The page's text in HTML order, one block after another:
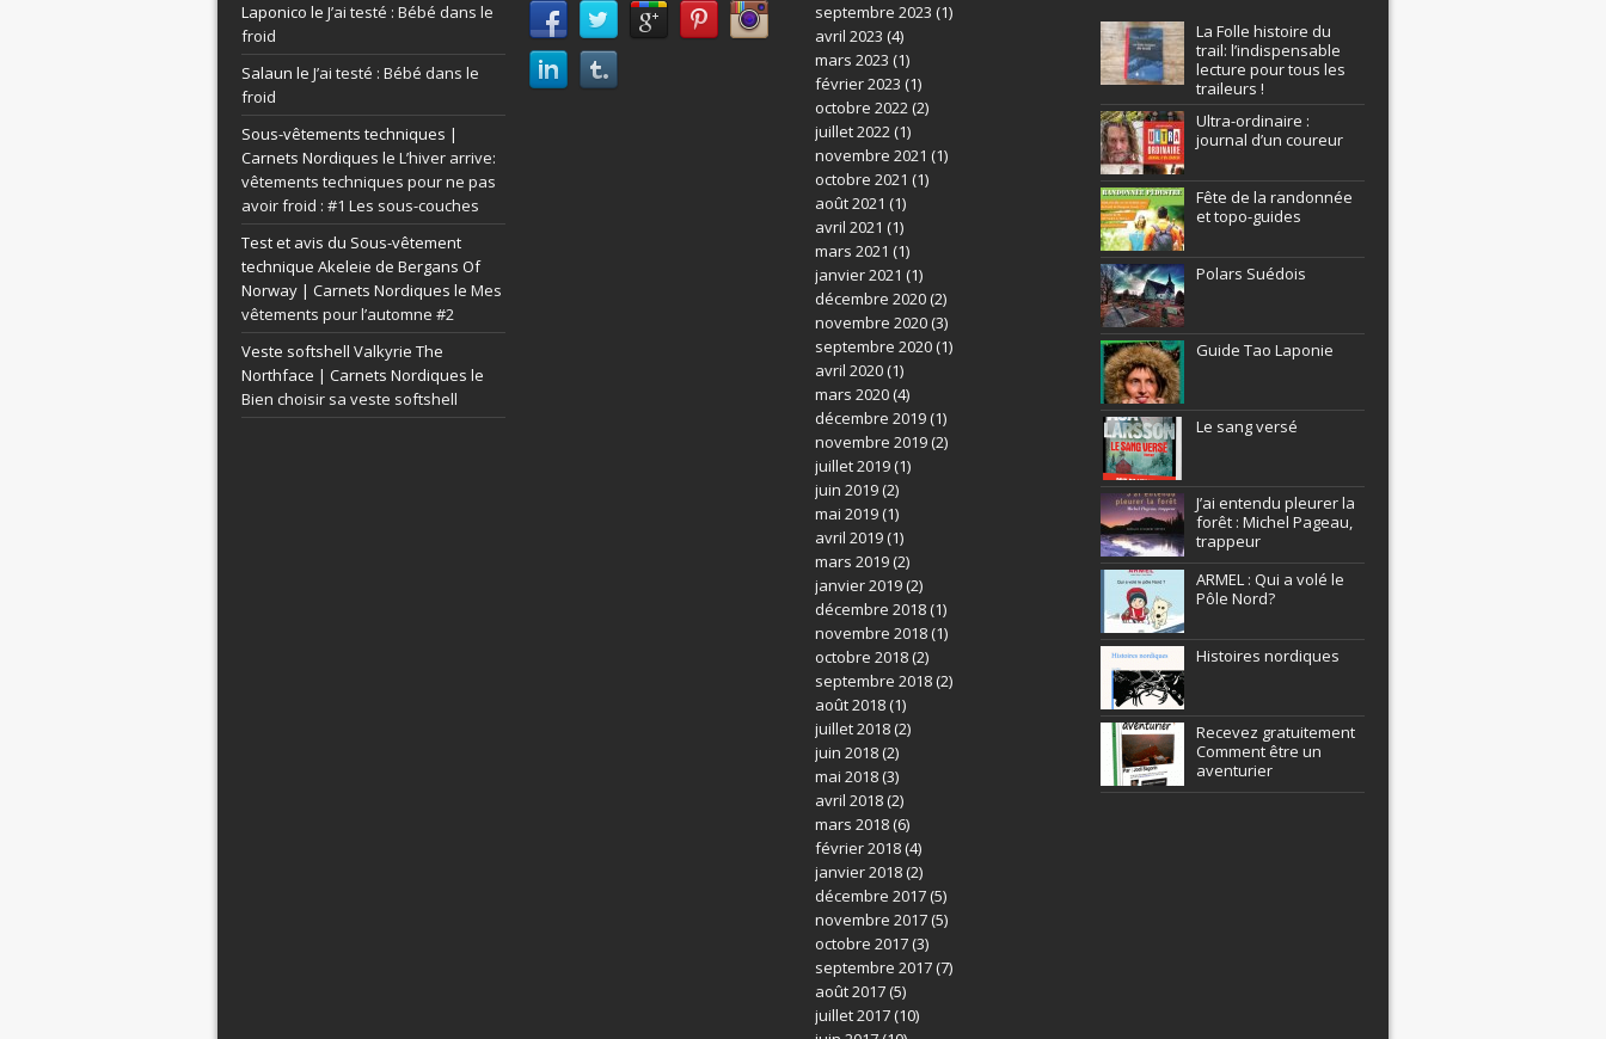
Laponico le J’ai testé : Bébé dans le
froid
Salaun le J’ai testé : Bébé dans le
froid
Sous-vêtements techniques |
Carnets Nordiques le L’hiver arrive:
vêtements techniques pour ne pas
avoir froid : #1 Les sous-couches
Test et avis du Sous-vêtement
technique Akeleie de Bergans Of
Norway | Carnets Nordiques le Mes
vêtements pour l’automne #2
Veste softshell Valkyrie The
Northface | Carnets Nordiques le
Bien choisir sa veste softshell
septembre 2023 (1)
avril 2023 (4)
mars 2023 (1)
février 2023 (1)
octobre 2022(2)
juillet 2022(1)
novembre 2021 (1)
octobre 2021 (1)
août 2021 (1)
avril 2021 (1)
mars 2021 (1)
janvier 2021 (1)
décembre 2020(2)
novembre 2020(3)
septembre 2020(1)
avril 2020(1)
mars 2020(4)
décembre 2019(1)
novembre 2019(2)
juillet 2019(1)
juin 2019(2)
mai 2019(1)
avril 2019(1)
mars 2019(2)
janvier 2019(2)
décembre 2018(1)
novembre 2018(1)
octobre 2018(2)
septembre 2018(2)
août 2018(1)
juillet 2018(2)
juin 2018(2)
mai 2018(3)
avril 2018(2)
mars 2018(6)
février 2018(4)
janvier 2018(2)
décembre 2017(5)
novembre 2017(5)
octobre 2017(3)
septembre 2017(7)
août 2017(5)
juillet 2017(10)
La Folle histoire du
trail: l’indispensable
lecture pour tous les
traileurs !
Ultra-ordinaire :
journal d’un coureur
Fête de la randonnée
et topo-guides
Polars Suédois
Guide Tao Laponie
Le sang versé
J’ai entendu pleurer la
forêt : Michel Pageau,
trappeur
ARMEL : Qui a volé le
Pôle Nord?
Histoires nordiques
Recevez gratuitement
Comment être un
aventurier